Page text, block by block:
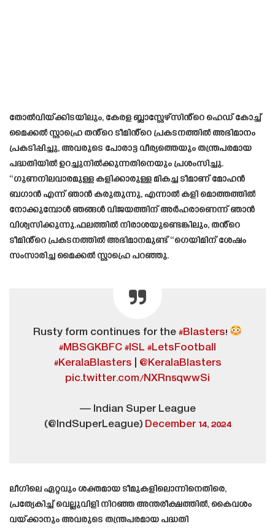
തോൽവിയ്ക്കിടയിലും, കേരള ബ്ലാസ്റ്റേഴ്‌സിൻ്റെ ഹെഡ് കോച്ച്
മൈക്കൽ സ്റ്റാഹ്രെ തൻ്റെ ടീമിൻ്റെ പ്രകടനത്തിൽ അഭിമാനം
പ്രകടിപ്പിച്ചു, അവരുടെ പോരാട്ട വീര്യത്തെയും തന്ത്രപരമായ
പദ്ധതിയിൽ ഉറച്ചുനിൽക്കുന്നതിനെയും പ്രശംസിച്ചു.
“ഗുണനിലവാരമുള്ള കളിക്കാരുള്ള മികച്ച ടീമാണ് മോഹൻ
ബഗാൻ എന്ന് ഞാൻ കരുതുന്നു, എന്നാൽ കളി മൊത്തത്തിൽ
നോക്കുമ്പോൾ ഞങ്ങൾ വിജയത്തിന് അർഹരാണെന്ന് ഞാൻ
വിശ്വസിക്കുന്നു.ഫലത്തിൽ നിരാശയുണ്ടെങ്കിലും, തൻ്റെ
ടീമിൻ്റെ പ്രകടനത്തിൽ അഭിമാനമുണ്ട് “ഗെയിമിന് ശേഷം
സംസാരിച്ച മൈക്കൽ സ്റ്റാഹ്രെ പറഞ്ഞു.
Rusty form continues for the #Blasters!
#MBSGKBFC #ISL #LetsFootball
#KeralaBlasters
@KeralaBlasters
pic.twitter.com/NXRn5qwwSi
— Indian Super League
(@IndSuperLeague) December 14, 2024
ലീഗിലെ ഏറ്റവും ശക്തമായ ടീമുകളിലൊന്നിനെതിരെ,
പ്രത്യേകിച്ച് വെല്ലുവിളി നിറഞ്ഞ അന്തരീക്ഷത്തിൽ, കൈവശം
വയ്ക്കാനും അവരുടെ തന്ത്രപരമായ പദ്ധതി